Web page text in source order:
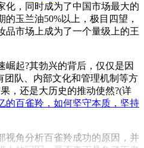
化，同时成为了中国市场最大的
玉兰油50%以上，极目四望，
品市场上成为了一个量级上的王
崛起?其勃兴的背后，仅仅是因
团队、内部文化和管理机制等方
，还是大历史的推动使然?(详
的百雀羚，如何坚守本质，坚持
视角分析百雀羚成功的原因，并